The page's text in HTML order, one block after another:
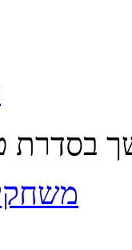
משחקי